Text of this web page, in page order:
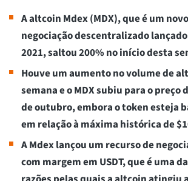
A altcoin Mdex (MDX), que é um
negociação descentralizado
2021, saltou 200% no início desta
Houve um aumento no volume de
semana e o MDX subiu para o preço
de outubro, embora o token esteja
em relação à máxima histórica de
A Mdex lançou um recurso de
com margem em USDT, que é uma